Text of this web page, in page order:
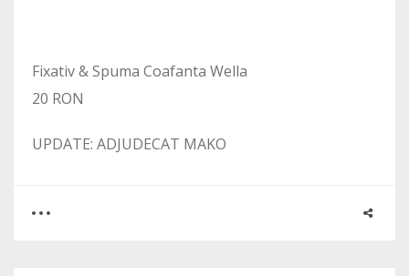
Fixativ & Spuma Coafanta Wella
20 RON
UPDATE: ADJUDECAT MAKO